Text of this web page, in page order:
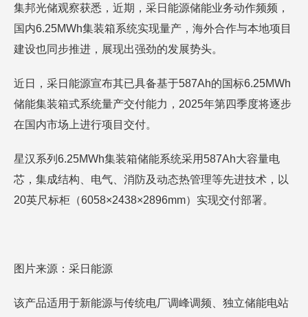
集邦光储观察获悉，近期，采日能源储能业务动作频频，
国内6.25MWh集装箱系统实现量产，海外合作与本地项目
建设也同步推进，展现出强劲的发展势头。
近日，采日能源宣布其已具备基于587Ah的国标6.25MWh
储能集装箱式系统量产交付能力，2025年第四季度将逐步
在国内市场上进行项目交付。
星汉系列6.25MWh集装箱储能系统采用587Ah大容量电
芯，集成结构、电气、消防及动态热管理等先进技术，以
20英尺标柜（6058×2438×2896mm）实现交付部署。
图片来源：采日能源
该产品适用于新能源与传统电厂调峰调频、独立储能电站